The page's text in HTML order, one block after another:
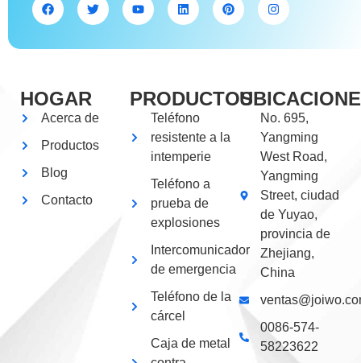
HOGAR
Acerca de
Productos
Blog
Contacto
PRODUCTOS
Teléfono
resistente a la
intemperie
Teléfono a
prueba de
explosiones
Intercomunicador
de emergencia
Teléfono de la
cárcel
Caja de metal
No. 695,
Yangming
West Road,
Yangming
Street, ciudad
de Yuyao,
provincia de
Zhejiang,
China
0086-574-
58223622